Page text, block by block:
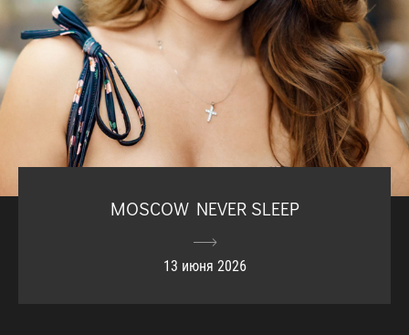
MOSCOW NEVER SLEEP
13 июня 2026